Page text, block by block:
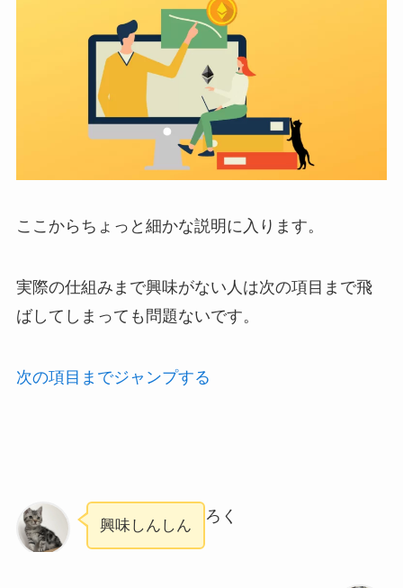
ここからちょっと細かな説明に入ります。
実際の仕組みまで興味がない人は次の項目まで飛
ばしてしまっても問題ないです。
次の項目までジャンプする
ろく
興味しんしん